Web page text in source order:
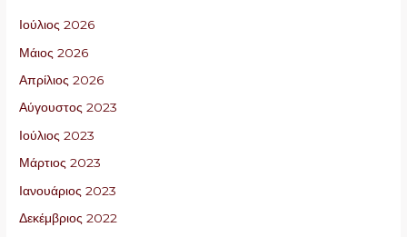
Ιούλιος 2026
Μάιος 2026
Απρίλιος 2026
Αύγουστος 2023
Ιούλιος 2023
Μάρτιος 2023
Ιανουάριος 2023
Δεκέμβριος 2022